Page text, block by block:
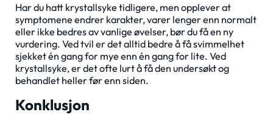
Har du hatt krystallsyke tidligere, men opplever at
symptomene endrer karakter, varer lenger enn normalt
eller ikke bedres av vanlige øvelser, bør du få en ny
vurdering. Ved tvil er det alltid bedre å få svimmelhet
sjekket én gang for mye enn én gang for lite. Ved
krystallsyke, er det ofte lurt å få den undersøkt og
behandlet heller før enn siden.
Konklusjon